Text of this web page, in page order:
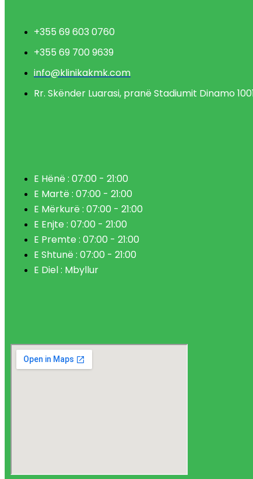
+355 69 603 0760
+355 69 700 9639
info@klinikakmk.com
Rr. Skënder Luarasi, pranë Stadiumit Dinamo
E Hënë : 07:00 - 21:00
E Martë : 07:00 - 21:00
E Mërkurë : 07:00 - 21:00
E Enjte : 07:00 - 21:00
E Premte : 07:00 - 21:00
E Shtunë : 07:00 - 21:00
E Diel : Mbyllur